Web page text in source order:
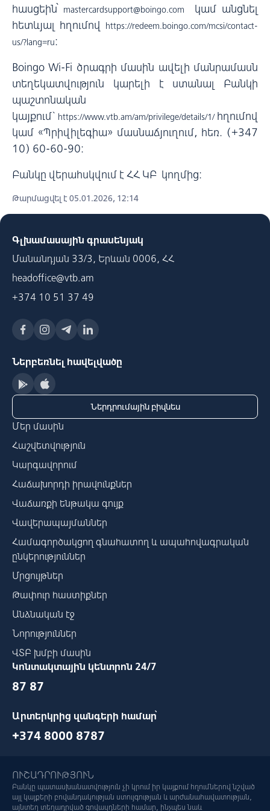
հասցեին՝ mastercardsupport@boingo.com
կամ անցնել
հետևյալ հղումով
https://redeem.boingo.com/mcsi/contact-
us/?lang=ru:
Boingo Wi-Fi ծրագրի մասին ավելի մանրամասն
տեղեկատվություն կարելի է ստանալ Բանկի
պաշտոնական
կայքում` https://www.vtb.am/am/privilege/details/1/հղումով
կամ «Պրիվիլեգիա» մասնաճյուղում, հեռ. (+347
10) 60-60-90:
Բանկը վերահսկվում է ՀՀ ԿԲ կողմից:
Թարմացվել է 05.01.2026, 12:14
Գլխամասային գրասենյակ
Մանանդյան 33/3, Երևան 0006, ՀՀ
headoffice@vtb.am
+374 10 51 37 49
Ներբեռնել հավելվածը
Ներդրումային բիզնես
Մեր մասին
Հաշվետվություն
Կարգավորում
Հաճախորդի իրավունքներ
Վաճառքի ենթակա գույք
Վավերապայմաններ
Համագործակցող գնահատող և ապահովագրական
ընկերություններ
Մրցույթներ
Թափուր հաստիքներ
Անձնական էջ
Նորություններ
ՎՏԲ խմբի մասին
Կոնտակտային կենտրոն 24/7
87 87
Արտերկրից զանգերի համար՝
+374 8000 8787
ՈՒՇԱԴՐՈՒԹՅՈՒՆ
Բանկը պատասխանատվություն չի կրում իր կայքում հղումներով նշված
այլ կայքերի բովանդակության ստույգության և արժանահավատության,
այնտեղ տեղադրված գովազդների համար, ինչպես նաև